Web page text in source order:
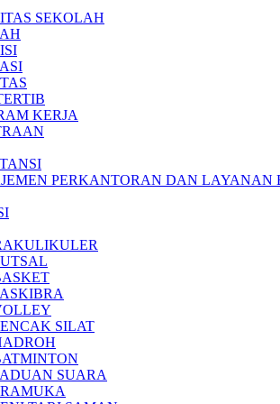
SEKOLAH
KERJA
PERKANTORAN DAN LAYANAN
SILAT
SUARA